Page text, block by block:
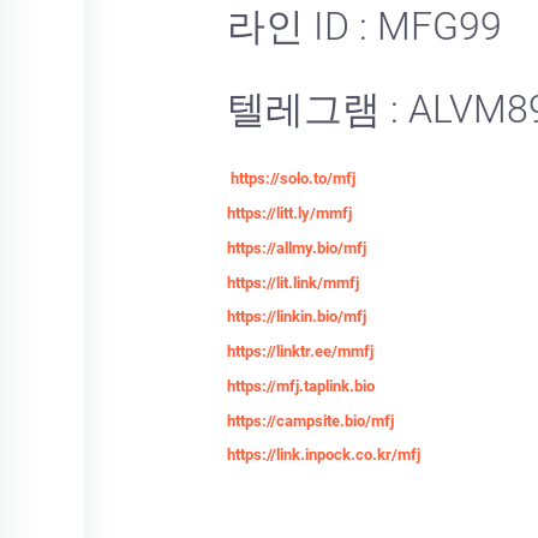
라인 ID : MFG99
텔레그램 :
https://solo.to/mfj
https://litt.ly/mmfj
https://allmy.bio/mfj
https://lit.link/mmfj
https://linkin.bio/mfj
https://linktr.ee/mmfj
https://mfj.taplink.bio
https://campsite.bio/mfj
https://link.inpock.co.kr/mfj